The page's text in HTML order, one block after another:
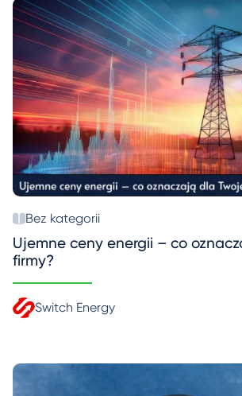
Bez kategorii
Ujemne ceny energii – co
firmy?
Switch Energy